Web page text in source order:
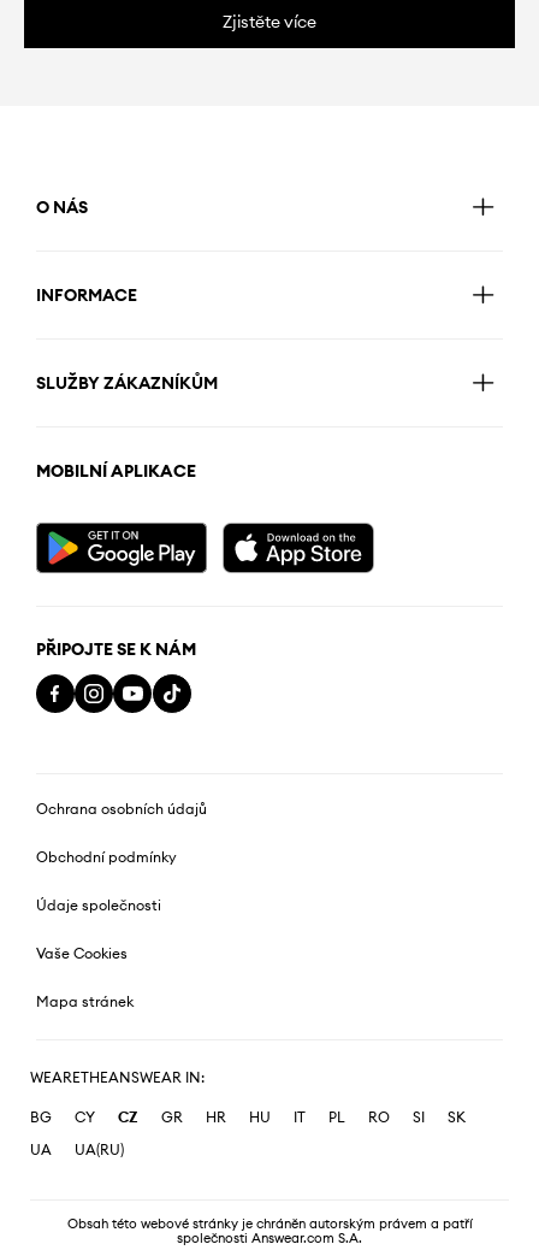
Zjistěte více
O NÁS
INFORMACE
SLUŽBY ZÁKAZNÍKŮM
MOBILNÍ APLIKACE
PŘIPOJTE SE K NÁM
Ochrana osobních údajů
Obchodní podmínky
Údaje společnosti
Vaše Cookies
Mapa stránek
WEARETHEANSWEAR IN:
BG CY CZ GR HR HU IT PL RO SI
SK
UA
UA(RU)
Obsah této webové stránky je chráněn autorským právem a patří
společnosti Answear.com S.A.